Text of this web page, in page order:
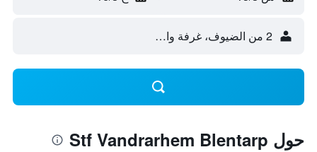
2 من الضيوف، غرفة واحدة
حول Stf Vandrarhem Blentarp